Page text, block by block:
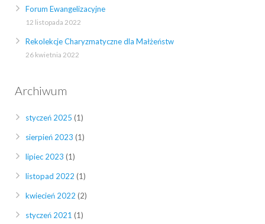
Forum Ewangelizacyjne
12 listopada 2022
Rekolekcje Charyzmatyczne dla Małżeństw
26 kwietnia 2022
Archiwum
styczeń 2025 (1)
sierpień 2023 (1)
lipiec 2023 (1)
listopad 2022 (1)
kwiecień 2022 (2)
styczeń 2021 (1)